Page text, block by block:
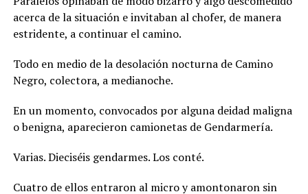
acerca de la situación e invitaban al chofer, de manera
estridente, a continuar el camino.
Todo en medio de la desolación nocturna de Camino
Negro, colectora, a medianoche.
En un momento, convocados por alguna deidad maligna
o benigna, aparecieron camionetas de Gendarmería.
Varias. Dieciséis gendarmes. Los conté.
Cuatro de ellos entraron al micro y amontonaron sin